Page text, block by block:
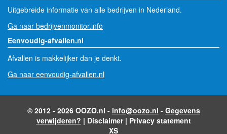
Uitgebreide informatie van alle bedrijven in Nederland.
Ga naar bedrijvenmonitor.info
Eenvoudig-afvallen.nl
Afvallen is makkelijker dan je denkt.
Ga naar eenvoudig-afvallen.nl
© 2012 - 2026 OOZO.nl - info@oozo.nl - Gegevens
verwijderen? | Disclaimer| Privacy statement
XS